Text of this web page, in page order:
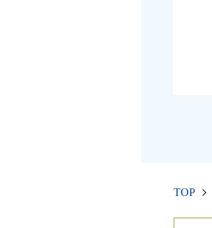
TOP